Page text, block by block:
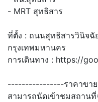
- MRT สุทธิสาร
ที่ตั้ง : ถนนสุทธิสารวินิจฉั
กรุงเทพมหานคร
การเดินทาง : https://
----------------ราคาขา
สามารถนัดเข้าชมสถาน